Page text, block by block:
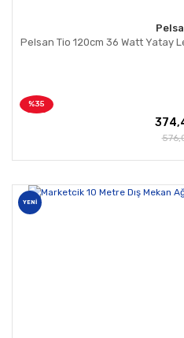
Pelsan Tio 120cm 36 Watt Yatay
%35
YENİ